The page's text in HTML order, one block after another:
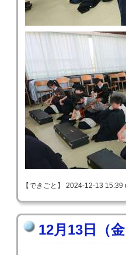
【できごと】 2024-12-13
12月13日（